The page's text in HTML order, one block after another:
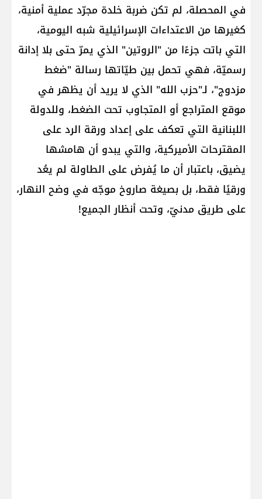
في المحصلة، لم تكن ضربة خلدة مجرّد عملية أمنية،
كغيرها من الاعتداءات الإسرائيلية شبه اليومية،
التي باتت جزءًا من "الروتين" الذي يمرّ حتى بلا إدانة
رسميّة، فهي تحمل بين طيّاتها رسالة "ضغط
مزدوج"، لـ"حزب الله" الذي لا يريد أن يظهر في
موقع المتراجع أو المتجاوب تحت الضغط، وللدولة
اللبنانية التي تعكف على إعداد ورقة الرد على
المقترحات الأميركية، والتي يبدو أن هامشها
يضيق، باعتبار أن ما يُفرض على الطاولة لم يعُد
ورقيًا فقط، بل بصيغة صاروخ موجّه في وضح النهار،
على طريق مدنيّ، وتحت أنظار الجميع!